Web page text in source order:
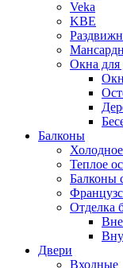
Veka
KBE
Окна для
Балконы
Теплое
Балконы
Отделка
Двери
Входные